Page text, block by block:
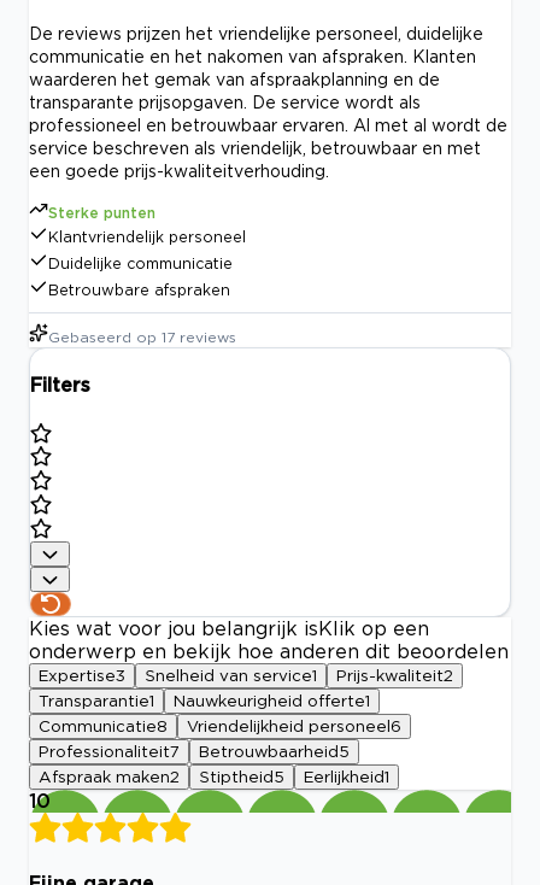
De reviews prijzen het vriendelijke personeel, duidelijke
communicatie en het nakomen van afspraken. Klanten
waarderen het gemak van afspraakplanning en de
transparante prijsopgaven. De service wordt als
professioneel en betrouwbaar ervaren. Al met al wordt de
service beschreven als vriendelijk, betrouwbaar en met
een goede prijs-kwaliteitverhouding.
Sterke punten
Klantvriendelijk personeel
Duidelijke communicatie
Betrouwbare afspraken
Gebaseerd op 17 reviews
Filters
Kies wat voor jou belangrijk is Klik op een
onderwerp en bekijk hoe anderen dit beoordelen
Expertise3 Snelheid van service1 Prijs-kwaliteit2
Transparantie1 Nauwkeurigheid offerte1
Communicatie8 Vriendelijkheid personeel 6
Professionaliteit7 Betrouwbaarheid 5
Afspraak maken2 Stiptheid 5 Eerlijkheid1
10